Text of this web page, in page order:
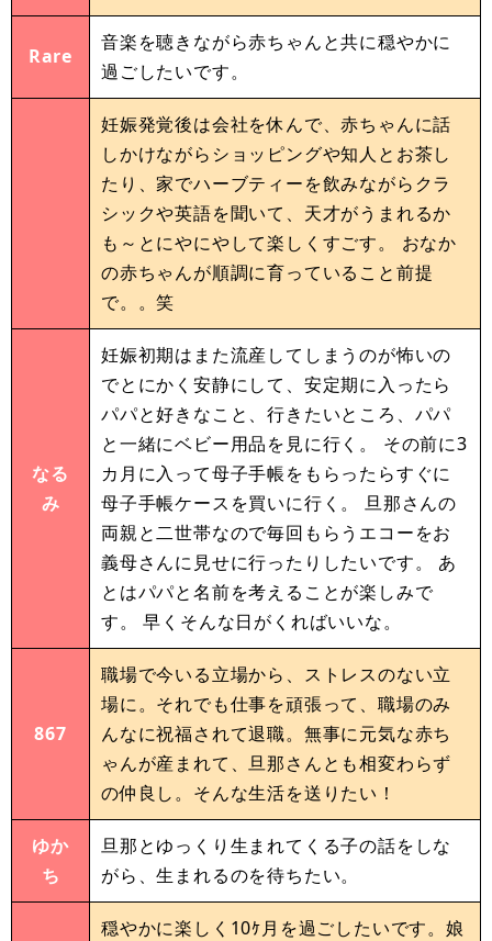
Rare
音楽を聴きながら赤ちゃんと共に穏やかに
過ごしたいです。
妊娠発覚後は会社を休んで、赤ちゃんに話
しかけながらショッピングや知人とお茶し
たり、家でハーブティーを飲みながらクラ
シックや英語を聞いて、天才がうまれるか
も～とにやにやして楽しくすごす。 おなか
の赤ちゃんが順調に育っていること前提
で。。笑
なる
み
妊娠初期はまた流産してしまうのが怖いの
でとにかく安静にして、安定期に入ったら
パパと好きなこと、行きたいところ、パパ
と一緒にベビー用品を見に行く。 その前に3
カ月に入って母子手帳をもらったらすぐに
母子手帳ケースを買いに行く。 旦那さんの
両親と二世帯なので毎回もらうエコーをお
義母さんに見せに行ったりしたいです。 あ
とはパパと名前を考えることが楽しみで
す。 早くそんな日がくればいいな。
867
職場で今いる立場から、ストレスのない立
場に。それでも仕事を頑張って、職場のみ
んなに祝福されて退職。無事に元気な赤ち
ゃんが産まれて、旦那さんとも相変わらず
の仲良し。そんな生活を送りたい！
ゆか
ち
旦那とゆっくり生まれてくる子の話をしな
がら、生まれるのを待ちたい。
穏やかに楽しく10ｹ月を過ごしたいです。娘